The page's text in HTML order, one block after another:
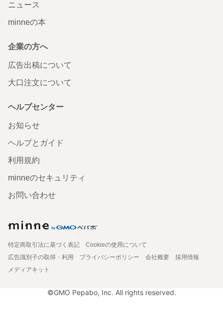
ニュース
minneの本
企業の方へ
広告出稿について
大口注文について
ヘルプセンター
お知らせ
ヘルプとガイド
利用規約
minneのセキュリティ
お問い合わせ
特定商取引法に基づく表記
Cookieの使用について
広告識別子の取得・利用
プライバシーポリシー 会社概要
採用情報
メディアキット
©GMO Pepabo, Inc. All rights reserved.